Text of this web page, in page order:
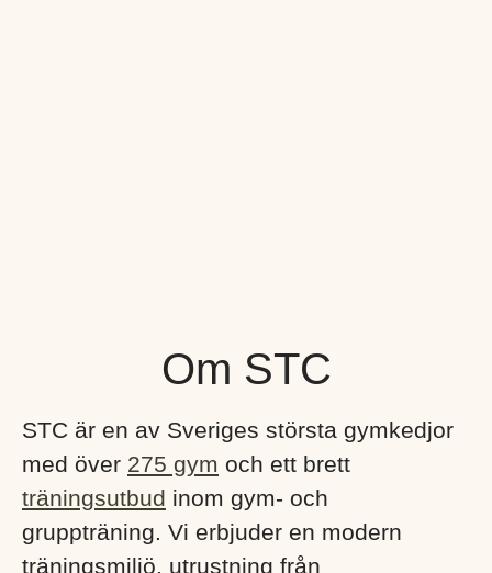
Om STC
STC är en av Sveriges största gymkedjor
med över 275 gym och ett brett
träningsutbud inom gym- och
gruppträning. Vi erbjuder en modern
träningsmiljö, utrustning från